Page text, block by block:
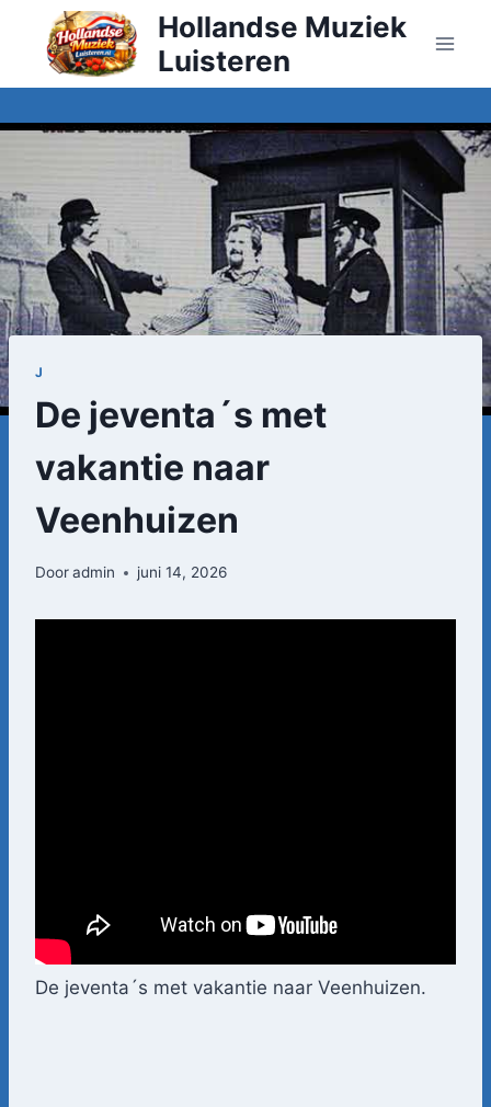
Doorgaan
inhoud
Hollandse Muziek
Luisteren
J
De jeventa´s met
vakantie naar
Veenhuizen
Dooradmin juni 14, 2026
De jeventa´s met vakantie naar Veenhuizen.